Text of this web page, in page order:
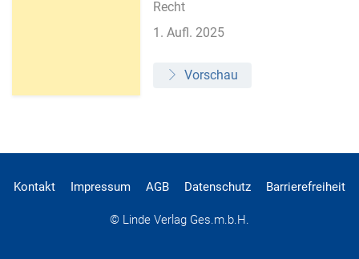
Recht
1. Aufl. 2025
Vorschau
© Linde Verlag Ges.m.b.H.
Kontakt Impressum AGB Datenschutz Barrierefreiheit